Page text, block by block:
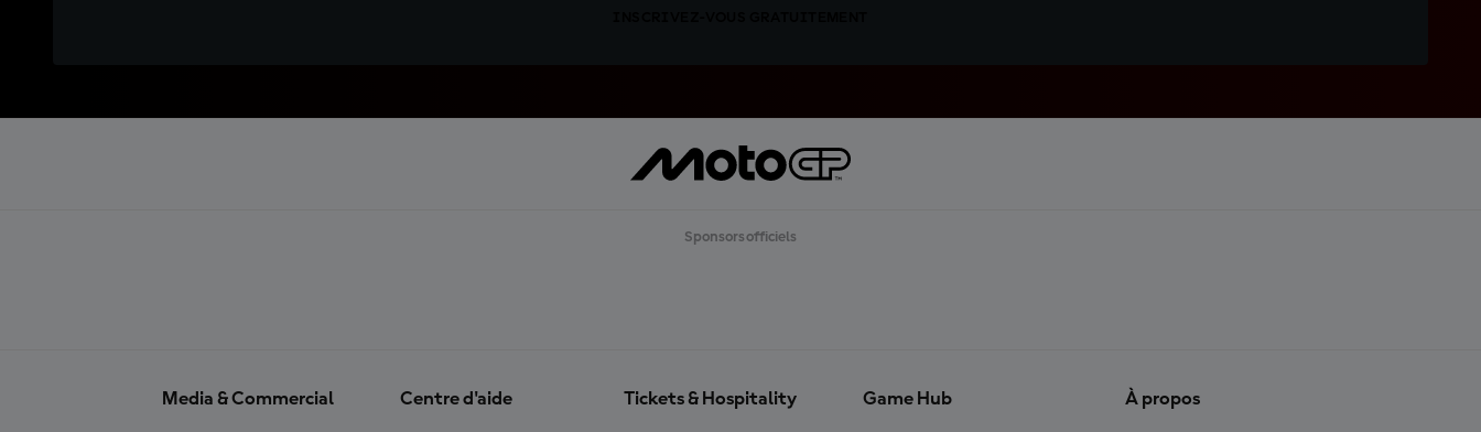
Sponsors officiels
Media & Commercial Centre d'aide Tickets & Hospitality Game Hub À propos